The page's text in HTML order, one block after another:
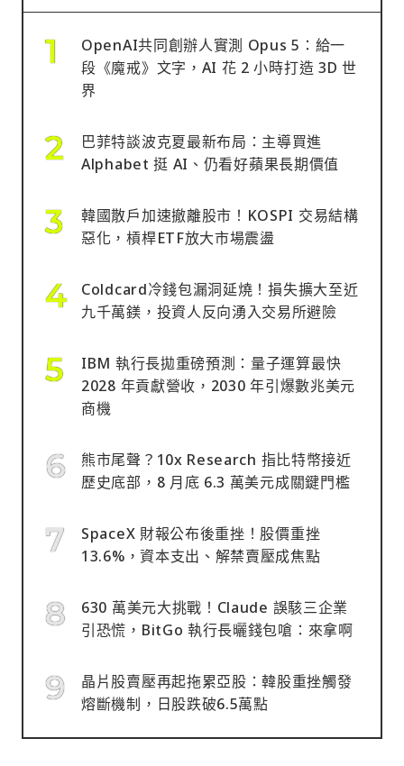
OpenAI共同創辦人實測 Opus 5：給一
段《魔戒》文字，AI 花 2 小時打造 3D 世
界
巴菲特談波克夏最新布局：主導買進
Alphabet 挺 AI、仍看好蘋果長期價值
韓國散戶加速撤離股市！KOSPI 交易結構
惡化，槓桿ETF放大市場震盪
Coldcard冷錢包漏洞延燒！損失擴大至近
九千萬鎂，投資人反向湧入交易所避險
IBM 執行長拋重磅預測：量子運算最快
2028 年貢獻營收，2030 年引爆數兆美元
商機
熊市尾聲？10x Research 指比特幣接近
歷史底部，8 月底 6.3 萬美元成關鍵門檻
SpaceX 財報公布後重挫！股價重挫
13.6%，資本支出、解禁賣壓成焦點
630 萬美元大挑戰！Claude 誤駭三企業
引恐慌，BitGo 執行長曬錢包嗆：來拿啊
晶片股賣壓再起拖累亞股：韓股重挫觸發
熔斷機制，日股跌破6.5萬點